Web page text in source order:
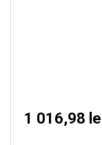
1 016,98